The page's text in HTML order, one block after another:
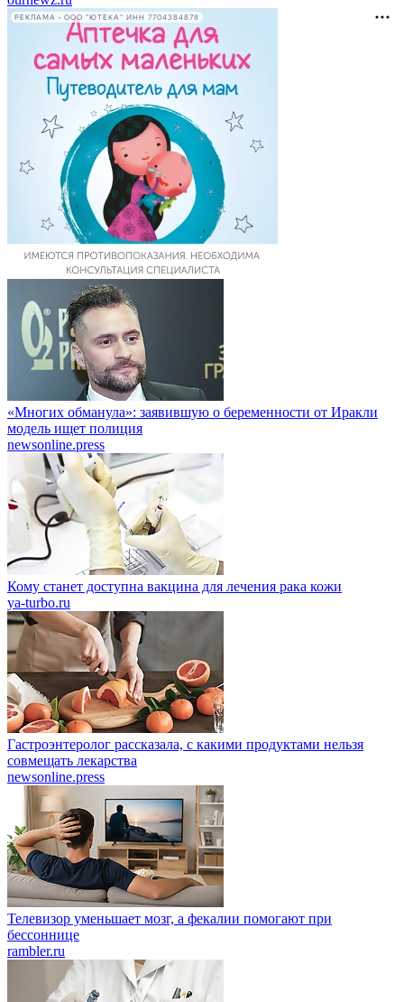
РЕКЛАМА • ООО "ЮТЕКА" ИНН 7704384878
«Многих обманула»: заявившую о беременности от Иракли
модель ищет полиция
newsonline.press
Кому станет доступна вакцина для лечения рака кожи
ya-turbo.ru
Гастроэнтеролог рассказала, с какими продуктами нельзя
совмещать лекарства
newsonline.press
Телевизор уменьшает мозг, а фекалии помогают при
бессоннице
rambler.ru